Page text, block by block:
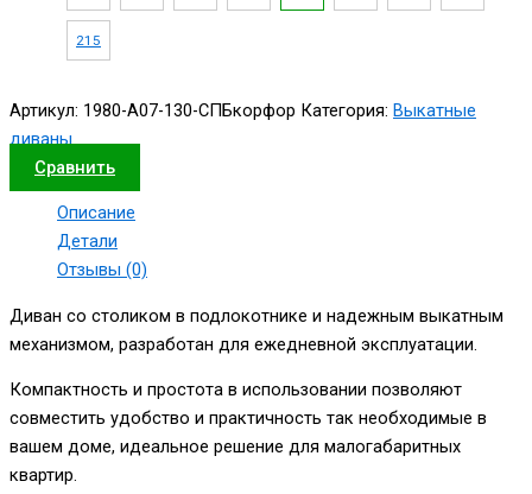
215
Артикул: 1980-А07-130-СПБкорфор Категория: Выкатные
диваны
Сравнить
Описание
Детали
Отзывы (0)
Диван со столиком в подлокотнике и надежным выкатным
механизмом, разработан для ежедневной эксплуатации.
Компактность и простота в использовании позволяют
совместить удобство и практичность так необходимые в
вашем доме, идеальное решение для малогабаритных
квартир.